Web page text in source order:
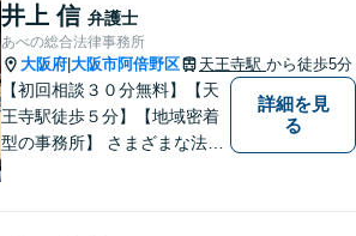
井上 信 弁護士
あべの総合法律事務所
大阪府 大阪市阿倍野区 天王寺駅 から徒歩5分
【初回相談３０分無料】【天
王寺駅徒歩５分】【地域密着
型の事務所】 さまざまな法律
詳細を見
る